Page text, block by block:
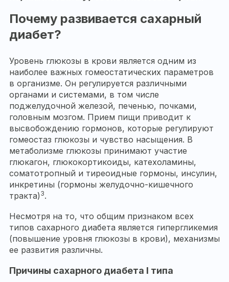
Почему развивается сахарный
диабет?
Уровень глюкозы в крови является одним из
наиболее важных гомеостатических параметров
в организме. Он регулируется различными
органами и системами, в том числе
поджелудочной железой, печенью, почками,
головным мозгом. Прием пищи приводит к
высвобождению гормонов, которые регулируют
гомеостаз глюкозы и чувство насыщения. В
метаболизме глюкозы принимают участие
глюкагон, глюкокортикоиды, катехоламины,
соматотропный и тиреоидные гормоны, инсулин,
инкретины (гормоны желудочно-кишечного
тракта) 3.
Несмотря на то, что общим признаком всех
типов сахарного диабета является гипергликемия
(повышение уровня глюкозы в крови), механизмы
ее развития различны.
Причины сахарного диабета I типа